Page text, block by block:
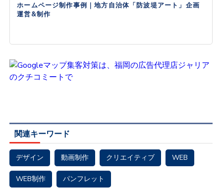
ホームページ制作事例｜地方自治体「防波堤アート」企画
運営&制作
関連キーワード
デザイン 動画制作 クリエイティブ WEB
WEB制作 パンフレット